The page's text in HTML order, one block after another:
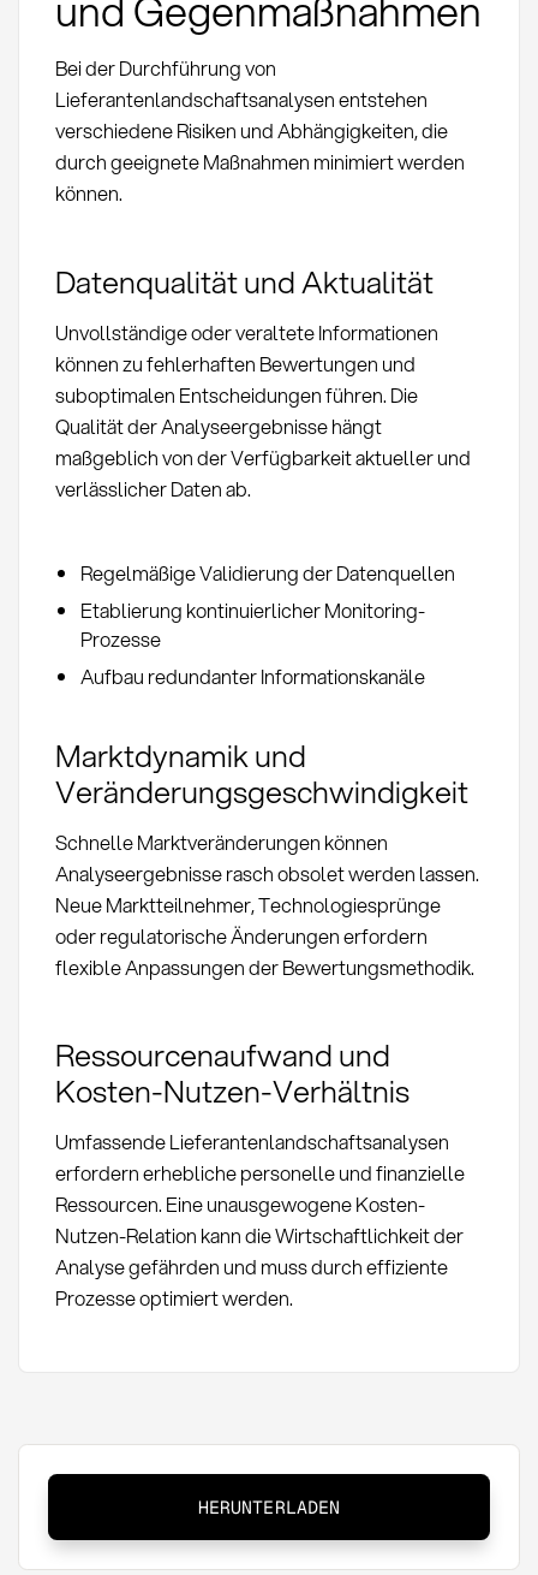
Bei der Durchführung von
Lieferantenlandschaftsanalysen entstehen
verschiedene Risiken und Abhängigkeiten, die
durch geeignete Maßnahmen minimiert werden
können.
Datenqualität und Aktualität
Unvollständige oder veraltete Informationen
können zu fehlerhaften Bewertungen und
suboptimalen Entscheidungen führen. Die
Qualität der Analyseergebnisse hängt
maßgeblich von der Verfügbarkeit aktueller und
verlässlicher Daten ab.
Regelmäßige Validierung der Datenquellen
Etablierung kontinuierlicher Monitoring-
Prozesse
Aufbau redundanter Informationskanäle
Marktdynamik und
Veränderungsgeschwindigkeit
Schnelle Marktveränderungen können
Analyseergebnisse rasch obsolet werden lassen.
Neue Marktteilnehmer, Technologiesprünge
oder regulatorische Änderungen erfordern
flexible Anpassungen der Bewertungsmethodik.
Ressourcenaufwand und
Kosten-Nutzen-Verhältnis
Umfassende Lieferantenlandschaftsanalysen
erfordern erhebliche personelle und finanzielle
Ressourcen. Eine unausgewogene Kosten-
Nutzen-Relation kann die Wirtschaftlichkeit der
Analyse gefährden und muss durch effiziente
Prozesse optimiert werden.
Definition
&
HERUNTERLADEN